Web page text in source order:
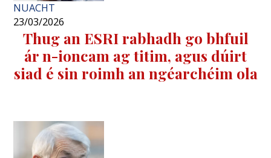
NUACHT
23/03/2026
Thug an ESRI rabhadh go bhfuil
ár n-ioncam ag titim, agus dúirt
siad é sin roimh an ngéarchéim ola